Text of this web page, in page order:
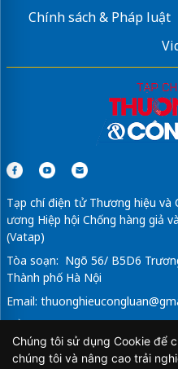
Chính sách & Pháp luật
Tạp chí điện tử Thương hiệu và
ương Hiệp hội Chống hàng giả
(Vatap)
Tòa soạn: Ngõ 56/ B5D6
Thành phố Hà Nội
Email:
Tổng Biên Tập: Vũ Đức Thuận
Giấy phép hoạt động báo chí
Thông tin và Truyền thông cấp
Chúng tôi sử dụng Cookie để
chúng tôi và nâng cao trải